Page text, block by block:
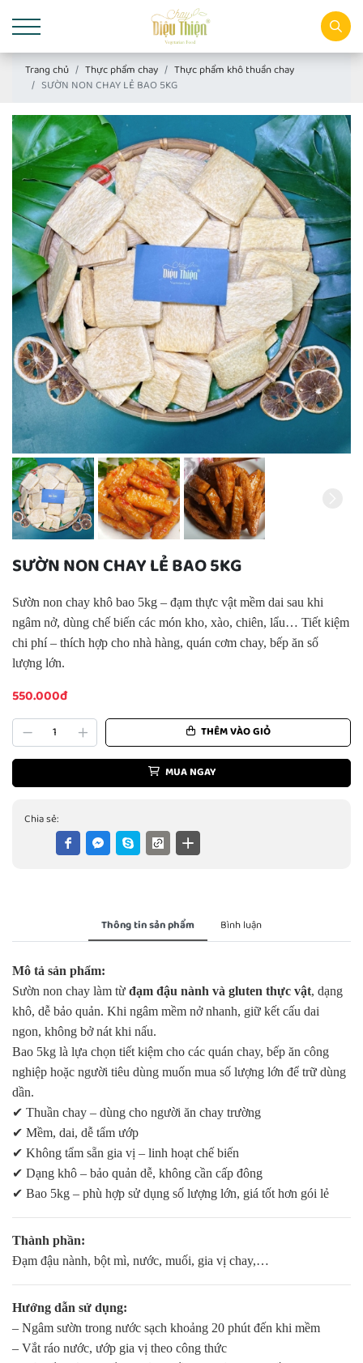
Trang chủ Thực phẩm chay
Thực phẩm khô thuần chay
SƯỜN NON CHAY LẺ BAO 5KG
SƯỜN NON CHAY LẺ BAO 5KG
Sườn non chay khô bao 5kg – đạm thực vật mềm dai sau khi
ngâm nở, dùng chế biến các món kho, xào, chiên, lẩu… Tiết kiệm
chi phí – thích hợp cho nhà hàng, quán cơm chay, bếp ăn số
lượng lớn.
550.000đ
THÊM VÀO GIỎ
MUA NGAY
Chia sẻ:
Thông tin sản phẩm Bình luận
Mô tả sản phẩm:
Sườn non chay làm từ đạm đậu nành và gluten thực vật, dạng
khô, dễ bảo quản. Khi ngâm mềm nở nhanh, giữ kết cấu dai
ngon, không bở nát khi nấu.
Bao 5kg là lựa chọn tiết kiệm cho các quán chay, bếp ăn công
nghiệp hoặc người tiêu dùng muốn mua số lượng lớn để trữ dùng
dần.
✔ Thuần chay – dùng cho người ăn chay trường
✔ Mềm, dai, dễ tẩm ướp
✔ Không tẩm sẵn gia vị – linh hoạt chế biến
✔ Dạng khô – bảo quản dễ, không cần cấp đông
✔ Bao 5kg – phù hợp sử dụng số lượng lớn, giá tốt hơn gói lẻ
Thành phần:
Đạm đậu nành, bột mì, nước, muối, gia vị chay,…
Hướng dẫn sử dụng:
– Ngâm sườn trong nước sạch khoảng 20 phút đến khi mềm
– Vắt ráo nước, ướp gia vị theo công thức